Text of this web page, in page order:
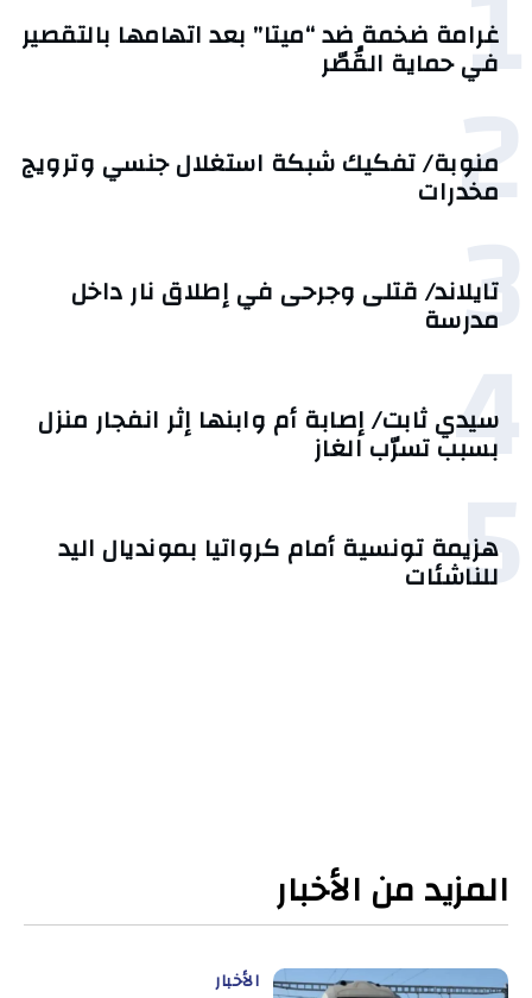
غرامة ضخمة ضد “ميتا” بعد اتهامها بالتقصير
في حماية القُصّر
2
منوبة/ تفكيك شبكة استغلال جنسي وترويج
مخدرات
3
تايلاند/ قتلى وجرحى في إطلاق نار داخل
مدرسة
4
سيدي ثابت/ إصابة أم وابنها إثر انفجار منزل
بسبب تسرّب الغاز
5
هزيمة تونسية أمام كرواتيا بمونديال اليد
للناشئات
المزيد من الأخبار
الأخبار